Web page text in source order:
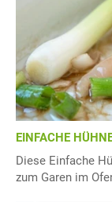
EINFACHE
Diese Einfache
zum Garen im